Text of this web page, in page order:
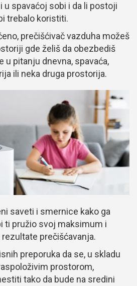
u spavaćoj sobi i da li postoji
trebalo koristiti.
prečišćivač vazduha možeš
gde želiš da obezbediš
u pitanju dnevna, spavaća,
ili neka druga prostorija.
saveti i smernice kako ga
ti pružio svoj maksimum i
prečišćavanja.
preporuka da se, u skladu
prostorom,
tako da bude na sredini